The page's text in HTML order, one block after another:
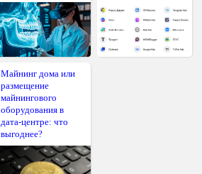
Майнинг дома или
размещение
майнингового
оборудования в
дата-центре: что
выгоднее?